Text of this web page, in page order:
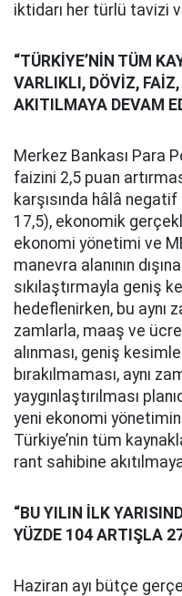
iktidarı her türlü tavizi
“TÜRKİYE’NİN TÜM
VARLIKLI, DÖVİZ,
AKITILMAYA DEVAM
Merkez Bankası Para
faizini 2,5 puan
karşısında hâlâ
17,5), ekonomik
ekonomi yönetimi ve
manevra alanının
sıkılaştırmayla geniş
hedeflenirken, bu aynı
zamlarla, maaş ve
alınması, geniş
bırakılmaması, aynı
yaygınlaştırılması
yeni ekonomi
Türkiye’nin tüm
rant sahibine
“BU YILIN İLK
YÜZDE 104 ARTIŞLA
Haziran ayı bütçe